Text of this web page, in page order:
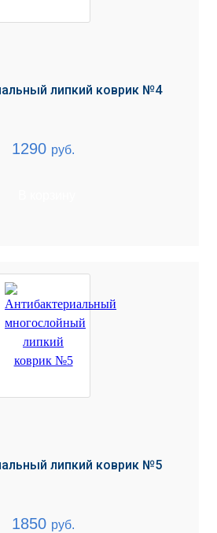
липкий коврик №4
1290 руб.
липкий коврик №5
1850 руб.